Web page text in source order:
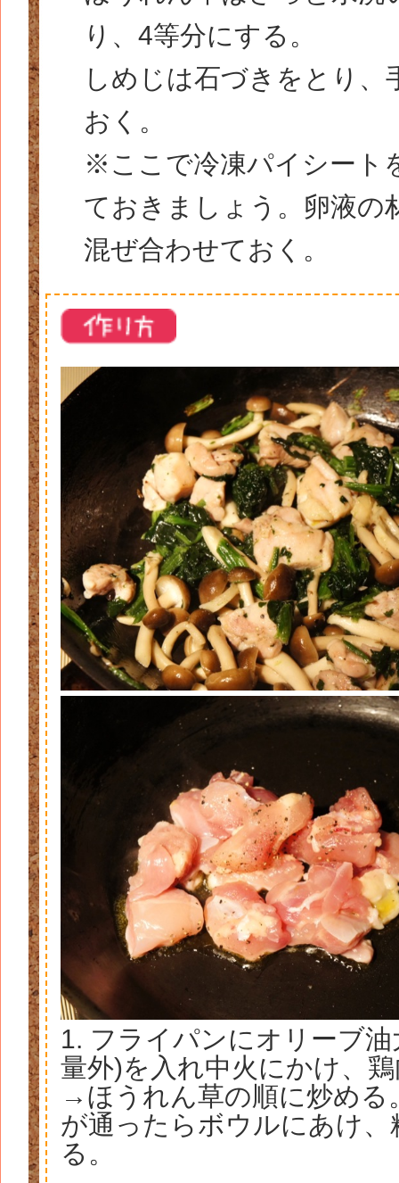
り、4等分にする。
しめじは石づきをとり、
おく。
※ここで冷凍パイシート
ておきましょう。卵液の
混ぜ合わせておく。
1. フライパンにオリーブ
量外)を入れ中火にかけ、
→ほうれん草の順に炒める
が通ったらボウルにあけ、
る。